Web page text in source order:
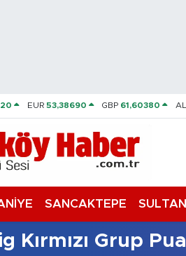
EUR 53,38690 GBP 61,60380
SANCAKTEPE
Kırmızı Grup
Fikstür